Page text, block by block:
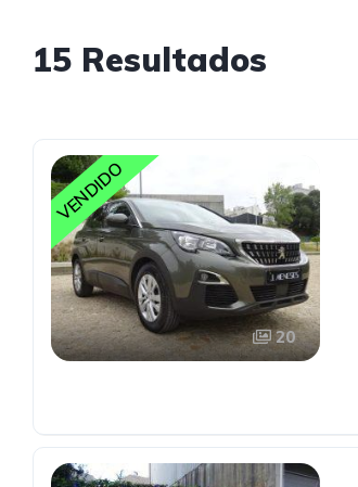
15 Resultados
VENDIDO
20